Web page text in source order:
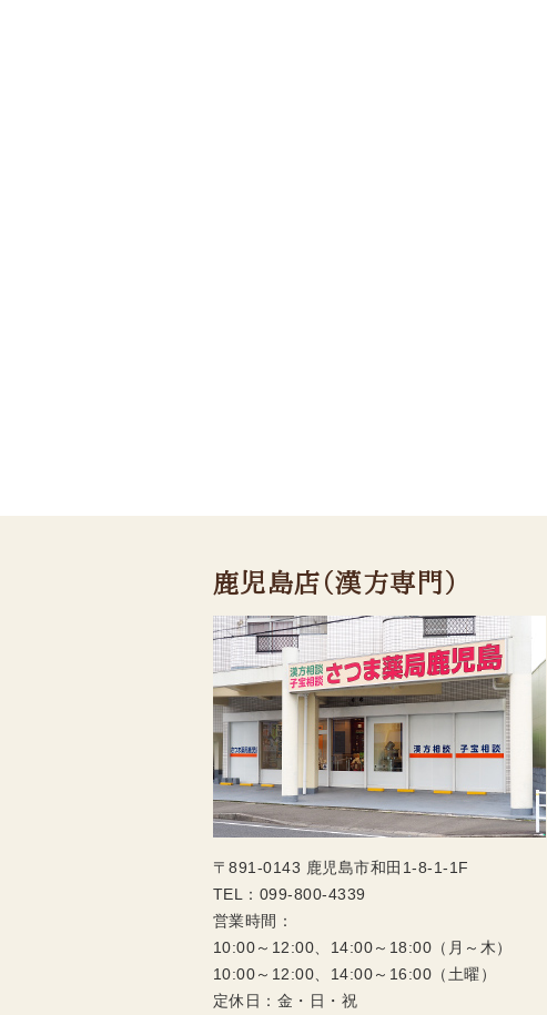
鹿児島店（漢方専門）
〒891-0143 鹿児島市和田1-8-1-1F
TEL： 099-800-4339
営業時間：
10:00～12:00、14:00～18:00（月～木）
10:00～12:00、14:00～16:00（土曜）
定休日：金・日・祝